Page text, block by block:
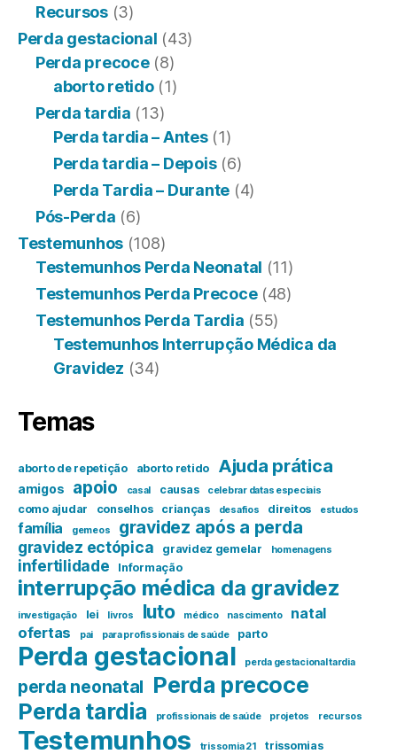
Recursos(3)
Perda gestacional (43)
Perda precoce(8)
aborto retido(1)
Perda tardia (13)
Perda tardia – Antes(1)
Perda tardia – Depois(6)
Perda Tardia – Durante (4)
Pós-Perda (6)
Testemunhos (108)
Testemunhos Perda Neonatal (11)
Testemunhos Perda Precoce(48)
Testemunhos Perda Tardia (55)
Testemunhos Interrupção Médica da
Gravidez (34)
Temas
aborto de repetição aborto retido Ajuda prática
amigos apoio casal causas celebrar datas especiais
como ajudar conselhos crianças desafios direitos estudos
família gemeos gravidez após a perda
gravidez ectópica gravidez gemelar homenagens
infertilidade Informação
interrupção médica da gravidez
investigação lei livros luto médico nascimento natal
ofertas pai para profissionais de saúde parto
Perda gestacional perda gestacional tardia
perda neonatal Perda precoce
Perda tardia
profissionais de saúde projetos recursos
Testemunhos trissomia 21 trissomias